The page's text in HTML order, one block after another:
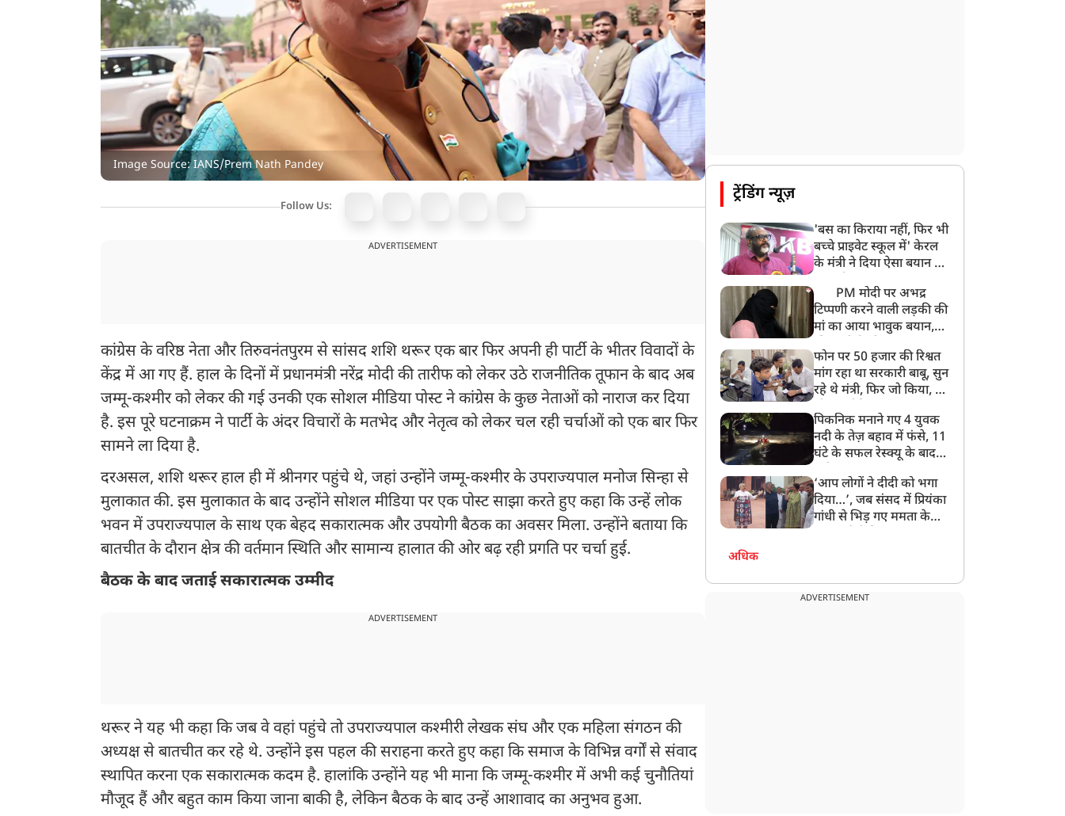
Image Source: IANS/Prem Nath Pandey
Follow Us:
ADVERTISEMENT
कांग्रेस के वरिष्ठ नेता और तिरुवनंतपुरम से सांसद शशि थरूर एक बार फिर अपनी ही पार्टी के भीतर विवादों के
केंद्र में आ गए हैं. हाल के दिनों में प्रधानमंत्री नरेंद्र मोदी की तारीफ को लेकर उठे राजनीतिक तूफान के बाद अब
जम्मू-कश्मीर को लेकर की गई उनकी एक सोशल मीडिया पोस्ट ने कांग्रेस के कुछ नेताओं को नाराज कर दिया
है. इस पूरे घटनाक्रम ने पार्टी के अंदर विचारों के मतभेद और नेतृत्व को लेकर चल रही चर्चाओं को एक बार फिर
सामने ला दिया है.
दरअसल, शशि थरूर हाल ही में श्रीनगर पहुंचे थे, जहां उन्होंने जम्मू-कश्मीर के उपराज्यपाल मनोज सिन्हा से
मुलाकात की. इस मुलाकात के बाद उन्होंने सोशल मीडिया पर एक पोस्ट साझा करते हुए कहा कि उन्हें लोक
भवन में उपराज्यपाल के साथ एक बेहद सकारात्मक और उपयोगी बैठक का अवसर मिला. उन्होंने बताया कि
बातचीत के दौरान क्षेत्र की वर्तमान स्थिति और सामान्य हालात की ओर बढ़ रही प्रगति पर चर्चा हुई.
बैठक के बाद जताई सकारात्मक उम्मीद
ADVERTISEMENT
थरूर ने यह भी कहा कि जब वे वहां पहुंचे तो उपराज्यपाल कश्मीरी लेखक संघ और एक महिला संगठन की
अध्यक्ष से बातचीत कर रहे थे. उन्होंने इस पहल की सराहना करते हुए कहा कि समाज के विभिन्न वर्गों से संवाद
स्थापित करना एक सकारात्मक कदम है. हालांकि उन्होंने यह भी माना कि जम्मू-कश्मीर में अभी कई चुनौतियां
मौजूद हैं और बहुत काम किया जाना बाकी है, लेकिन बैठक के बाद उन्हें आशावाद का अनुभव हुआ.
ट्रेंडिंग न्यूज़
'बस का किराया नहीं, फिर भी
बच्चे प्राइवेट स्कूल में' केरल
के मंत्री ने दिया ऐसा बयान की
PM मोदी पर अभद्र
टिप्पणी करने वाली लड़की की
मां का आया भावुक बयान,
बेटी को गोद लें प्रधानमंत्री
फोन पर 50 हजार की रिश्वत
मांग रहा था सरकारी बाबू, सुन
रहे थे मंत्री, फिर जो किया, वो
पिकनिक मनाने गए 4 युवक
नदी के तेज़ बहाव में फंसे, 11
घंटे के सफल रेस्क्यू के बाद
‘आप लोगों ने दीदी को भगा
दिया…’, जब संसद में प्रियंका
गांधी से भिड़ गए ममता के
अधिक
ADVERTISEMENT